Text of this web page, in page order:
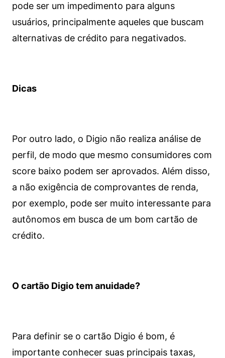
pode ser um impedimento para alguns
usuários, principalmente aqueles que buscam
alternativas de crédito para negativados.
Dicas
Por outro lado, o Digio não realiza análise de
perfil, de modo que mesmo consumidores com
score baixo podem ser aprovados. Além disso,
a não exigência de comprovantes de renda,
por exemplo, pode ser muito interessante para
autônomos em busca de um bom cartão de
crédito.
O cartão Digio tem anuidade?
Para definir se o cartão Digio é bom, é
importante conhecer suas principais taxas,